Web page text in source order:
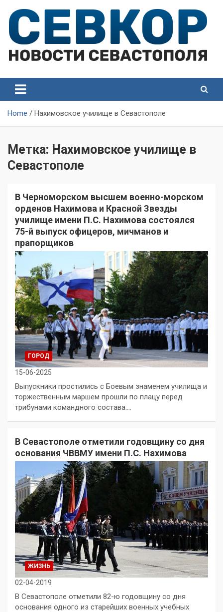
content
Севастополя
Севастополя
Home Нахимовское училище в Севастополе
Метка: Нахимовское училище в
Севастополе
В Черноморском высшем военно-морском
орденов Нахимова и Красной Звезды
училище имени П.С. Нахимова состоялся
75-й выпуск офицеров, мичманов и
прапорщиков
ГОРОД
15-06-2025
Выпускники простились с Боевым знаменем училища и
торжественным маршем прошли по плацу перед
трибунами командного состава.…
В Севастополе отметили годовщину со дня
основания ЧВВМУ имени П.С. Нахимова
ЖИЗНЬ
02-04-2019
В Севастополе отметили 82-ю годовщину со дня
основания одного из старейших военных учебных